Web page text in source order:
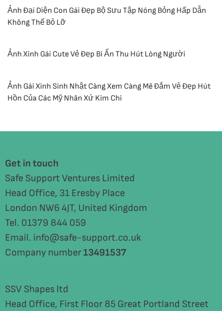
Ảnh Đại Diện Con Gái Đẹp Bộ Sưu Tập Nóng Bỏng Hấp Dẫn
Không Thể Bỏ Lỡ
Ảnh Xinh Gái Cute Vẻ Đẹp Bí Ẩn Thu Hút Lòng Người
Ảnh Gái Xinh Sinh Nhật Càng Xem Càng Mê Đắm Vẻ Đẹp Hút
Hồn Của Các Mỹ Nhân Xứ Kim Chi
Get in touch
Safe Support Ventures Limited
Head Office, 31 Eresby Place
London NW6 4JT, United Kingdom
Tel. 01379 844 059
Email. info@safe-support.co.uk
Company number13491537
SSV Shapes ltd
Head Office, First Floor 85 Great Portland Street